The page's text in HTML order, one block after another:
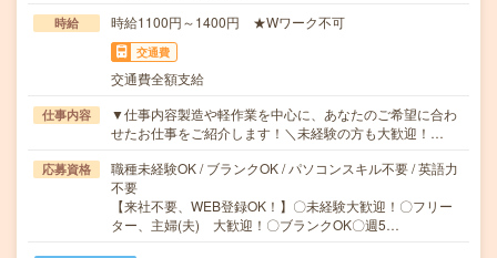
時給 時給1100円～1400円 ★Wワーク不可
交通費
交通費全額支給
仕事内容
▼仕事内容製造や軽作業を中心に、あなたのご希望に合わ
せたお仕事をご紹介します！＼未経験の方も大歓迎！…
応募資格
職種未経験OK / ブランクOK / パソコンスキル不要 / 英語力
不要
【来社不要、WEB登録OK！】〇未経験大歓迎！〇フリー
ター、主婦(夫) 大歓迎！〇ブランクOK〇週5…